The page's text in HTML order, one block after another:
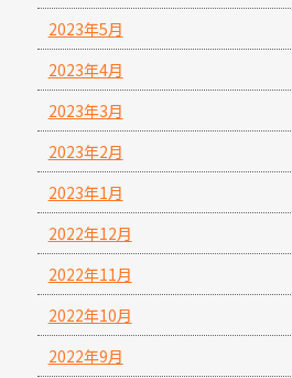
2023年5月
2023年4月
2023年3月
2023年2月
2023年1月
2022年12月
2022年11月
2022年10月
2022年9月